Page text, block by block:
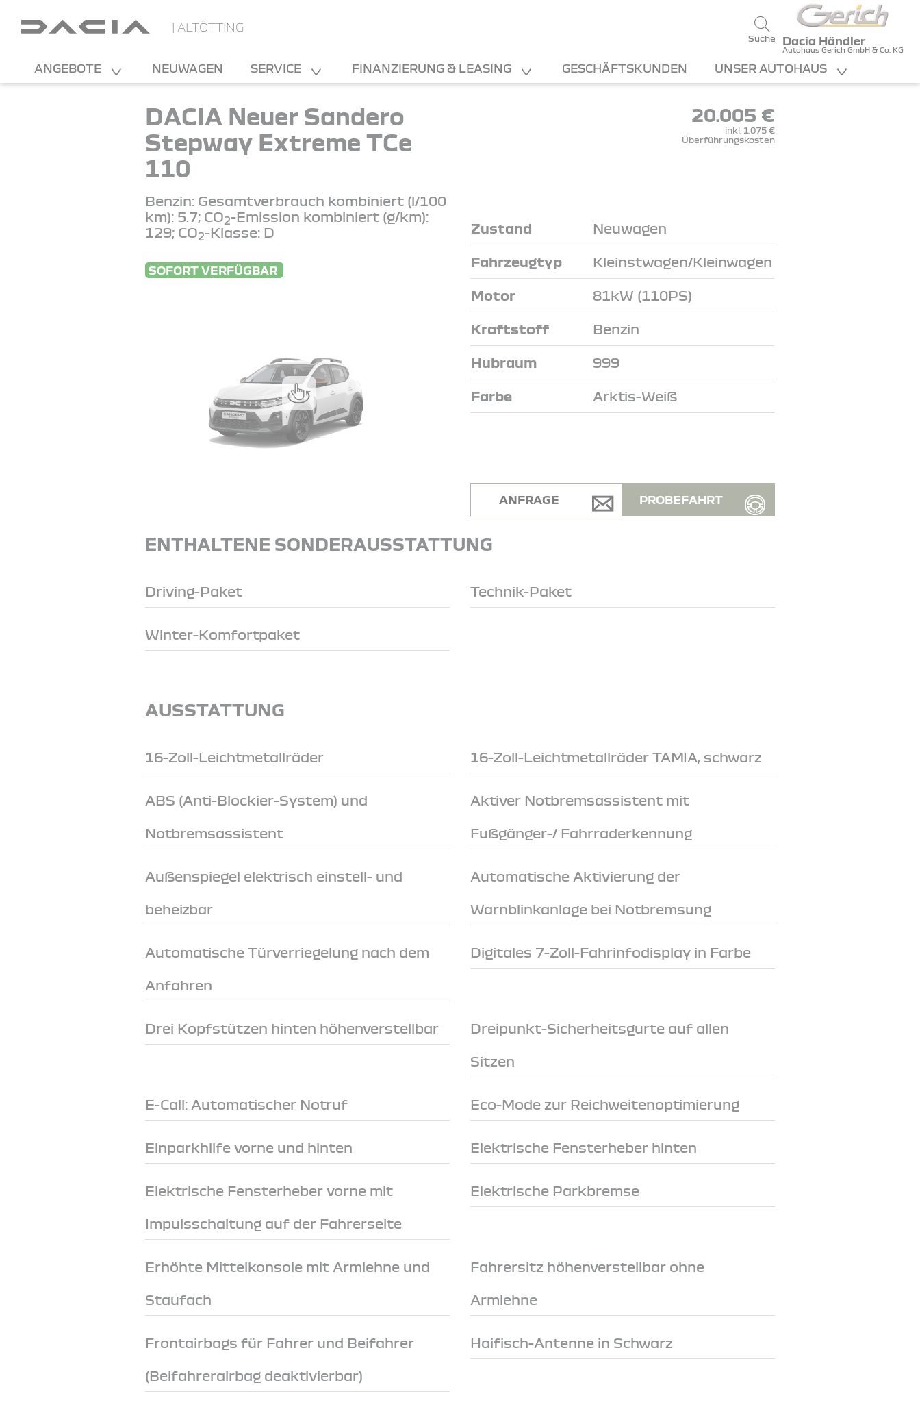
| ALTÖTTING
Suche Dacia Händler
Autohaus Gerich GmbH & Co. KG
ANGEBOTE NEUWAGEN SERVICE FINANZIERUNG & LEASING GESCHÄFTSKUNDEN UNSER AUTOHAUS
DACIA Neuer Sandero
Stepway Extreme TCe
110
Benzin: Gesamtverbrauch kombiniert (l/100
km): 5.7; CO2-Emission kombiniert (g/km):
129; CO2-Klasse: D
SOFORT VERFÜGBAR
20.005 €
inkl. 1.075 €
Überführungskosten
Zustand Neuwagen
Fahrzeugtyp Kleinstwagen/Kleinwagen
Motor 81kW (110PS)
Kraftstoff Benzin
Hubraum 999
Farbe Arktis-Weiß
ANFRAGE PROBEFAHRT
ENTHALTENE SONDERAUSSTATTUNG
Driving-Paket Technik-Paket
Winter-Komfortpaket
AUSSTATTUNG
16-Zoll-Leichtmetallräder 16-Zoll-Leichtmetallräder TAMIA, schwarz
ABS (Anti-Blockier-System) und
Notbremsassistent
Aktiver Notbremsassistent mit
Fußgänger-/ Fahrraderkennung
Außenspiegel elektrisch einstell- und
beheizbar
Automatische Aktivierung der
Warnblinkanlage bei Notbremsung
Automatische Türverriegelung nach dem
Anfahren
Digitales 7-Zoll-Fahrinfodisplay in Farbe
Drei Kopfstützen hinten höhenverstellbar Dreipunkt-Sicherheitsgurte auf allen
Sitzen
E-Call: Automatischer Notruf Eco-Mode zur Reichweitenoptimierung
Einparkhilfe vorne und hinten Elektrische Fensterheber hinten
Elektrische Fensterheber vorne mit
Impulsschaltung auf der Fahrerseite
Elektrische Parkbremse
Erhöhte Mittelkonsole mit Armlehne und
Staufach
Fahrersitz höhenverstellbar ohne
Armlehne
Frontairbags für Fahrer und Beifahrer
(Beifahrerairbag deaktivierbar)
Haifisch-Antenne in Schwarz